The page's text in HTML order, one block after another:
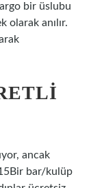
bir üslubu
olarak anılır.
ancak
bar/kulüp